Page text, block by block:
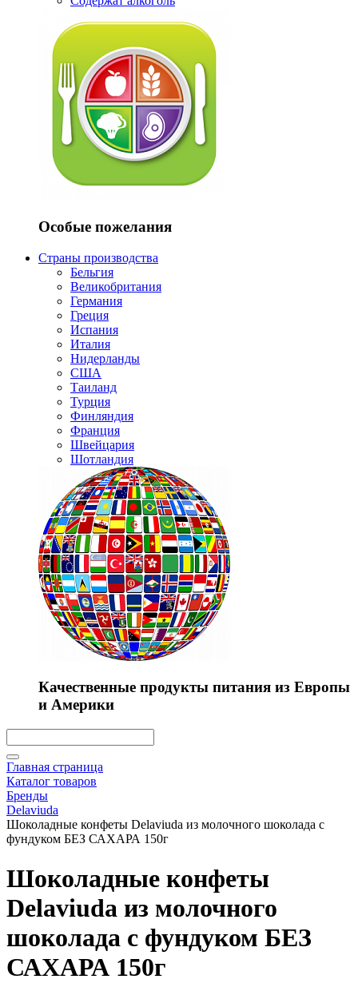
Особые пожелания
Страны производства
Бельгия
Великобритания
Германия
Греция
Испания
Италия
Нидерланды
США
Таиланд
Турция
Финляндия
Франция
Швейцария
Шотландия
Качественные продукты питания из Европы
и Америки
Главная страница
Каталог товаров
Бренды
Delaviuda
Шоколадные конфеты Delaviuda из молочного шоколада с
фундуком БЕЗ САХАРА 150г
Шоколадные конфеты
Delaviuda из молочного
шоколада с фундуком БЕЗ
САХАРА 150г